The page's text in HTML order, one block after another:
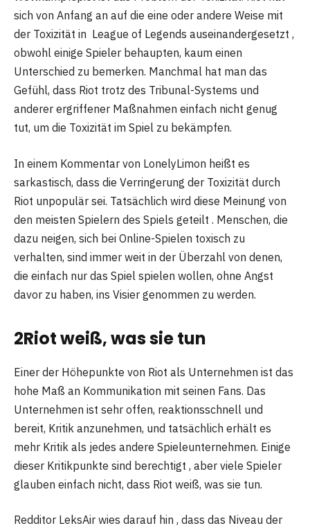
sich von Anfang an auf die eine oder andere Weise mit
der Toxizität in League of Legends auseinandergesetzt ,
obwohl einige Spieler behaupten, kaum einen
Unterschied zu bemerken. Manchmal hat man das
Gefühl, dass Riot trotz des Tribunal-Systems und
anderer ergriffener Maßnahmen einfach nicht genug
tut, um die Toxizität im Spiel zu bekämpfen.
In einem Kommentar von LonelyLimon heißt es
sarkastisch, dass die Verringerung der Toxizität durch
Riot unpopulär sei. Tatsächlich wird diese Meinung von
den meisten Spielern des Spiels geteilt . Menschen, die
dazu neigen, sich bei Online-Spielen toxisch zu
verhalten, sind immer weit in der Überzahl von denen,
die einfach nur das Spiel spielen wollen, ohne Angst
davor zu haben, ins Visier genommen zu werden.
2Riot weiß, was sie tun
Einer der Höhepunkte von Riot als Unternehmen ist das
hohe Maß an Kommunikation mit seinen Fans. Das
Unternehmen ist sehr offen, reaktionsschnell und
bereit, Kritik anzunehmen, und tatsächlich erhält es
mehr Kritik als jedes andere Spieleunternehmen. Einige
dieser Kritikpunkte sind berechtigt , aber viele Spieler
glauben einfach nicht, dass Riot weiß, was sie tun.
Redditor LeksAir wies darauf hin , dass das Niveau der